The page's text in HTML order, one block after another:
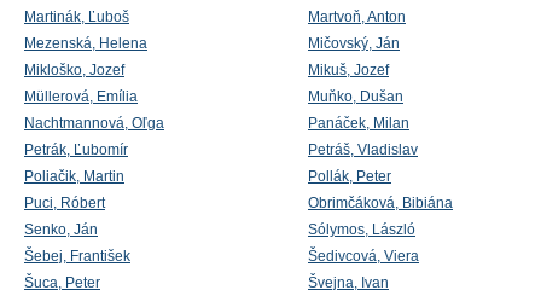
Martinák, Ľuboš
Martvoň, Anton
Mezenská, Helena
Mičovský, Ján
Mikloško, Jozef
Mikuš, Jozef
Müllerová, Emília
Muňko, Dušan
Nachtmannová, Oľga
Panáček, Milan
Petrák, Ľubomír
Petráš, Vladislav
Poliačik, Martin
Pollák, Peter
Puci, Róbert
Obrimčáková, Bibiána
Senko, Ján
Sólymos, László
Šebej, František
Šedivcová, Viera
Šuca, Peter
Švejna, Ivan